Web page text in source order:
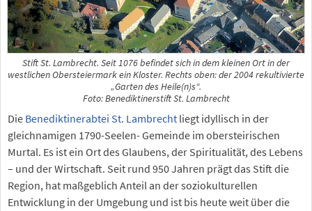
Stift St. Lambrecht. Seit 1076 befindet sich in dem kleinen Ort in der
westlichen Obersteiermark ein Kloster. Rechts oben: der 2004 rekultivierte
„Garten des Heile(n)s“.
Foto: Benediktinerstift St. Lambrecht
Die Benediktinerabtei St. Lambrecht liegt idyllisch in der
gleichnamigen 1790-Seelen- Gemeinde im obersteirischen
Murtal. Es ist ein Ort des Glaubens, der Spiritualität, des Lebens
– und der Wirtschaft. Seit rund 950 Jahren prägt das Stift die
Region, hat maßgeblich Anteil an der soziokulturellen
Entwicklung in der Umgebung und ist bis heute weit über die